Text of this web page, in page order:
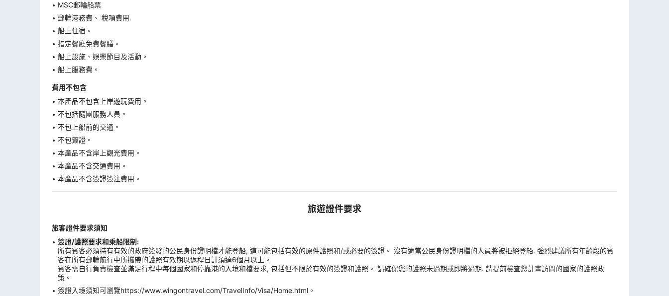
MSC郵輪船票
郵輪港務費、 稅項費用.
船上住宿。
指定餐廳免費餐膳。
船上設施、娛樂節目及活動。
船上服務費。
費用不包含
本產品不包含上岸遊玩費用。
不包括隨團服務人員。
不包上船前的交通。
不包簽證。
本產品不含岸上觀光費用。
本產品不含交通費用。
本產品不含簽證簽注費用。
旅遊證件要求
旅客證件要求須知
簽證/護照要求和乘船限制:
所有賓客必須持有有效的政府簽發的公民身份證明檔才能登船, 這可能包括有效的原件護照和/或必要的簽證。 沒有適當公民身份證明檔的人員將被拒絕登船. 強烈建議所有年齡段的賓
客在所有郵輪航行中所攜帶的護照有效期以返程日計須達6個月以上。
賓客需自行負責檢查並滿足行程中每個國家和停靠港的入境和檔要求, 包括但不限於有效的簽證和護照。 請確保您的護照未過期或即將過期. 請提前檢查您計畫訪問的國家的護照政
策。
簽證入境須知可瀏覽https://www.wingontravel.com/TravelInfo/Visa/Home.html。